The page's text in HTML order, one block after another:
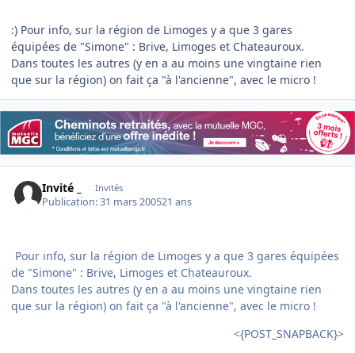
:) Pour info, sur la région de Limoges y a que 3 gares
équipées de "Simone" : Brive, Limoges et Chateauroux.
Dans toutes les autres (y en a au moins une vingtaine rien
que sur la région) on fait ça "à l'ancienne", avec le micro !
Invité _ Invités
Publication:31 mars 200521 ans
Pour info, sur la région de Limoges y a que 3 gares équipées
de "Simone" : Brive, Limoges et Chateauroux.
Dans toutes les autres (y en a au moins une vingtaine rien
que sur la région) on fait ça "à l'ancienne", avec le micro !
<{POST_SNAPBACK}>